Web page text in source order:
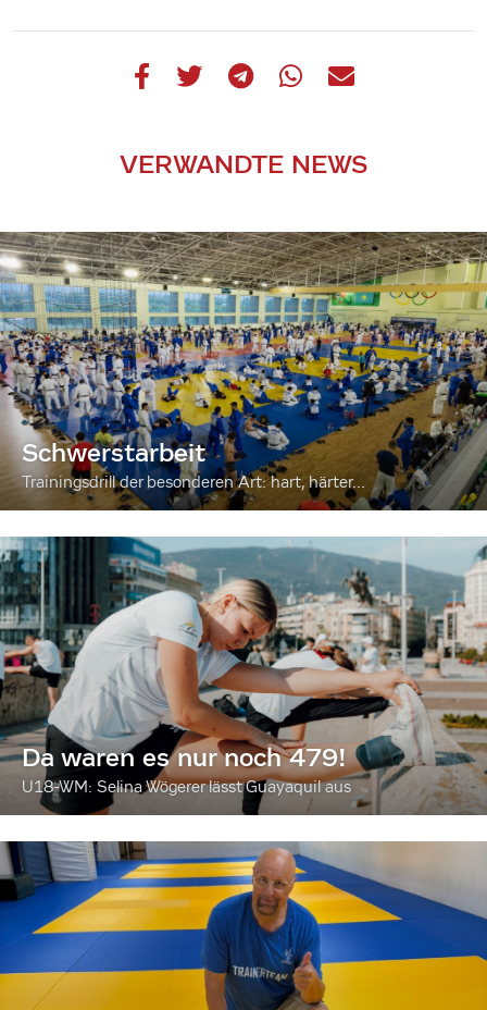
VERWANDTE NEWS
Schwerstarbeit
Trainingsdrill der besonderen Art: hart, härter...
Da waren es nur noch 479!
U18-WM: Selina Wögerer lässt Guayaquil aus